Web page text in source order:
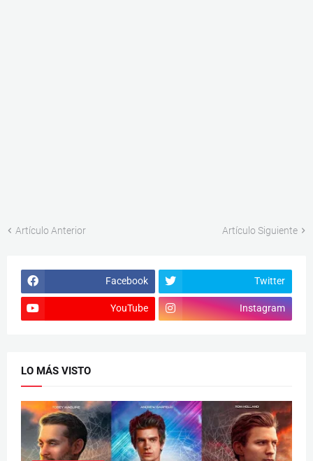
Artículo Anterior Artículo Siguiente
Facebook Twitter
YouTube Instagram
LO MÁS VISTO